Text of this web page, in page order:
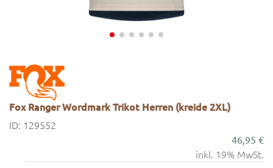
Fox Ranger Wordmark Trikot Herren (kreide 2XL)
ID: 129552
46,95 €
inkl. 19% MwSt.